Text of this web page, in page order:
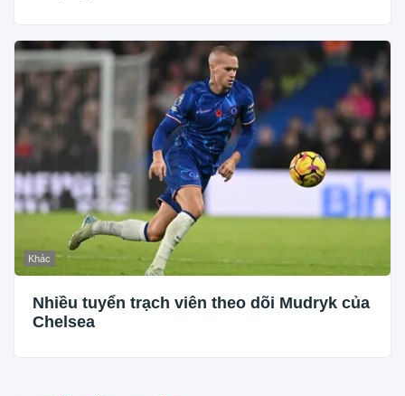
Khác
Nhiều tuyển trạch viên theo dõi Mudryk của
Chelsea